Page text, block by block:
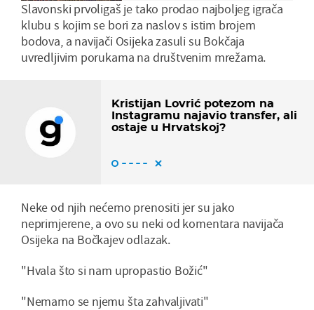
Slavonski prvoligaš je tako prodao najboljeg igrača
klubu s kojim se bori za naslov s istim brojem
bodova, a navijači Osijeka zasuli su Bokčaja
uvredljivim porukama na društvenim mrežama.
Kristijan Lovrić potezom na
Instagramu najavio transfer, ali
ostaje u Hrvatskoj?
Neke od njih nećemo prenositi jer su jako
neprimjerene, a ovo su neki od komentara navijača
Osijeka na Bočkajev odlazak.
"Hvala što si nam upropastio Božić"
"Nemamo se njemu šta zahvaljivati"